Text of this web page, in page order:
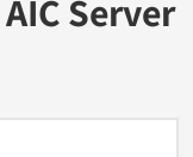
AIC Server